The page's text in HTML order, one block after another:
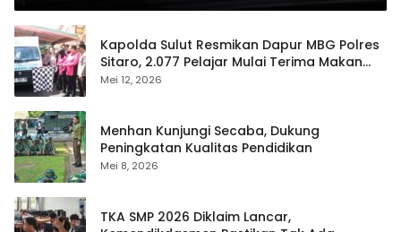
Kapolda Sulut Resmikan Dapur MBG Polres
Sitaro, 2.077 Pelajar Mulai Terima Makan
Gratis
Mei 12, 2026
Menhan Kunjungi Secaba, Dukung
Peningkatan Kualitas Pendidikan
Mei 8, 2026
TKA SMP 2026 Diklaim Lancar,